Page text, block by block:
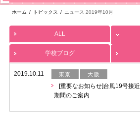
ホーム / トピックス / ニュース 2019年10月
ALL
学校ブログ
2019.10.11 東京 大阪
[重要なお知らせ]台風19号接
期間のご案内